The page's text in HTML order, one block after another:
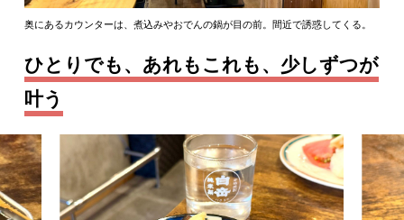
奥にあるカウンターは、煮込みやおでんの鍋が目の前。間近で誘惑してくる。
ひとりでも、あれもこれも、少しずつが
叶う